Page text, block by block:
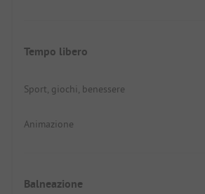
Tempo libero
Sport, giochi, benessere
Animazione
Balneazione